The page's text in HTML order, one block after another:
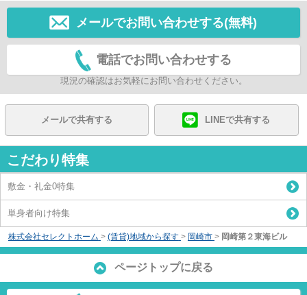
メールでお問い合わせする(無料)
電話でお問い合わせする
現況の確認はお気軽にお問い合わせください。
メールで共有する LINEで共有する
こだわり特集
敷金・礼金0特集
単身者向け特集
株式会社セレクトホーム > (賃貸)地域から探す > 岡崎市 > 岡崎第２東海ビル
ページトップに戻る